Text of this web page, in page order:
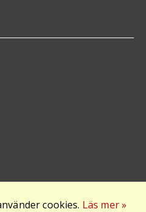
cookies. Läs mer »